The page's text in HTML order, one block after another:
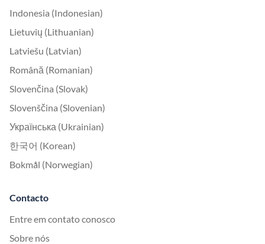
Indonesia (Indonesian)
Lietuvių (Lithuanian)
Latviešu (Latvian)
Română (Romanian)
Slovenčina (Slovak)
Slovenščina (Slovenian)
Українська (Ukrainian)
한국어 (Korean)
Bokmål (Norwegian)
Contacto
Entre em contato conosco
Sobre nós